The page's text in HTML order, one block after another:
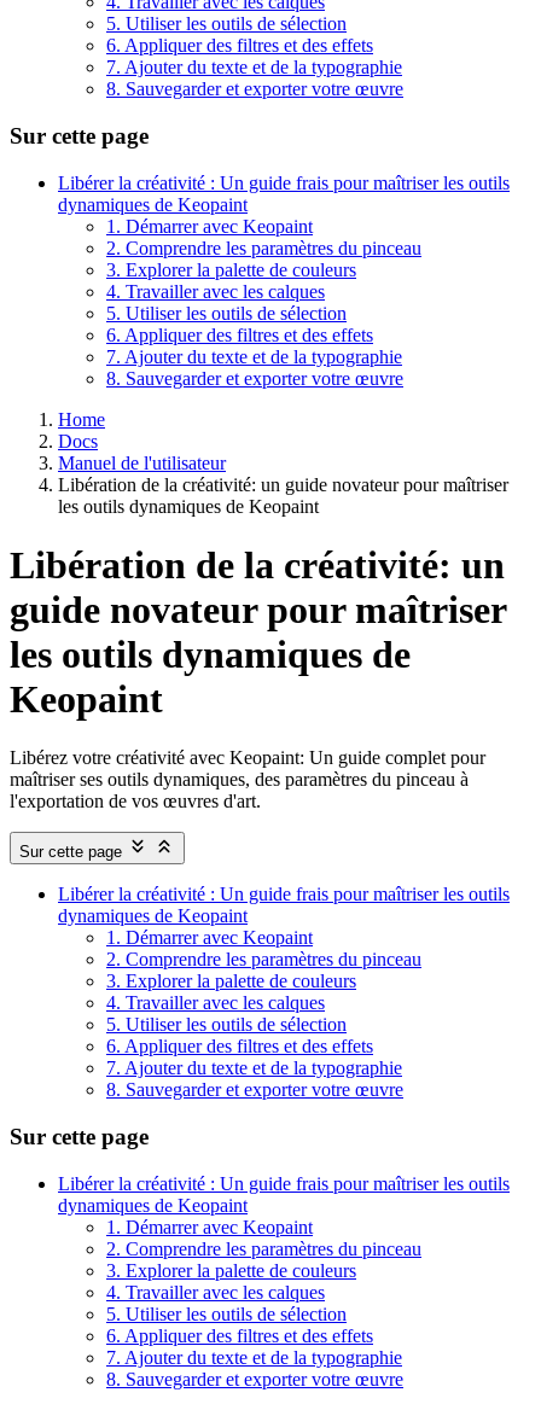
5. Utiliser les outils de sélection
6. Appliquer des filtres et des effets
7. Ajouter du texte et de la typographie
8. Sauvegarder et exporter votre œuvre
Sur cette page
Libérer la créativité : Un guide frais pour maîtriser les outils
dynamiques de Keopaint
1. Démarrer avec Keopaint
2. Comprendre les paramètres du pinceau
3. Explorer la palette de couleurs
4. Travailler avec les calques
5. Utiliser les outils de sélection
6. Appliquer des filtres et des effets
7. Ajouter du texte et de la typographie
8. Sauvegarder et exporter votre œuvre
Home
Docs
Manuel de l'utilisateur
Libération de la créativité: un guide novateur pour maîtriser
les outils dynamiques de Keopaint
Libération de la créativité: un
guide novateur pour maîtriser
les outils dynamiques de
Keopaint
Libérez votre créativité avec Keopaint: Un guide complet pour
maîtriser ses outils dynamiques, des paramètres du pinceau à
l'exportation de vos œuvres d'art.
Sur cette page
Libérer la créativité : Un guide frais pour maîtriser les outils
dynamiques de Keopaint
1. Démarrer avec Keopaint
2. Comprendre les paramètres du pinceau
3. Explorer la palette de couleurs
4. Travailler avec les calques
5. Utiliser les outils de sélection
6. Appliquer des filtres et des effets
7. Ajouter du texte et de la typographie
8. Sauvegarder et exporter votre œuvre
Sur cette page
Libérer la créativité : Un guide frais pour maîtriser les outils
dynamiques de Keopaint
1. Démarrer avec Keopaint
2. Comprendre les paramètres du pinceau
3. Explorer la palette de couleurs
4. Travailler avec les calques
5. Utiliser les outils de sélection
6. Appliquer des filtres et des effets
7. Ajouter du texte et de la typographie
8. Sauvegarder et exporter votre œuvre